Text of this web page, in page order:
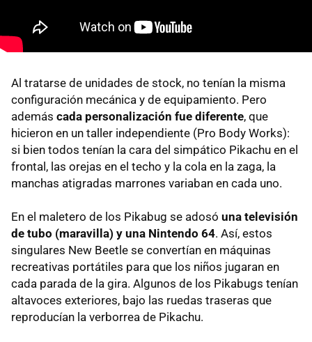
Al tratarse de unidades de stock, no tenían la misma
configuración mecánica y de equipamiento. Pero
además cada personalización fue diferente, que
hicieron en un taller independiente (Pro Body Works):
si bien todos tenían la cara del simpático Pikachu en el
frontal, las orejas en el techo y la cola en la zaga, la
manchas atigradas marrones variaban en cada uno.
En el maletero de los Pikabug se adosó una televisión
de tubo (maravilla) y una Nintendo 64. Así, estos
singulares New Beetle se convertían en máquinas
recreativas portátiles para que los niños jugaran en
cada parada de la gira. Algunos de los Pikabugs tenían
altavoces exteriores, bajo las ruedas traseras que
reproducían la verborrea de Pikachu.